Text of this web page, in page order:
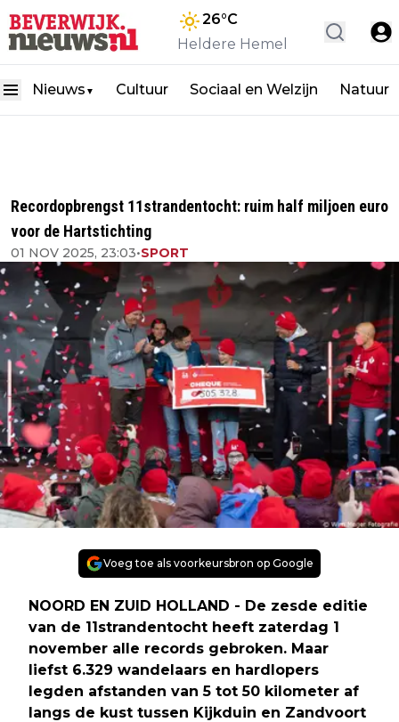
26°C
Heldere Hemel
Nieuws ▼ Cultuur Sociaal en Welzijn Natuur
Recordopbrengst 11strandentocht: ruim half miljoen euro
voor de Hartstichting
01 NOV 2025, 23:03•SPORT
Voeg toe als voorkeursbron op Google
NOORD EN ZUID HOLLAND - De zesde editie
van de 11strandentocht heeft zaterdag 1
november alle records gebroken. Maar
liefst 6.329 wandelaars en hardlopers
legden afstanden van 5 tot 50 kilometer af
langs de kust tussen Kijkduin en Zandvoort